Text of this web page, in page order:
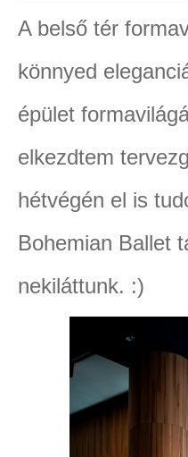
A belső tér
könnyed
épület
elkezdtem
hétvégén el is
Bohemian Ballet
nekiláttunk. :)